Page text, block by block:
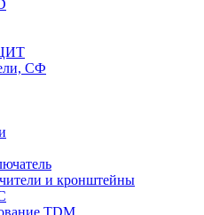
СФ
и кронштейны
TDM